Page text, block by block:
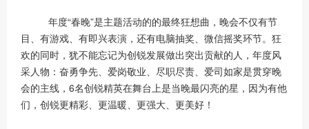
年度“春晚”是主题活动的的最终狂想曲，晚会不仅有节
目、有游戏、有即兴表演，还有电脑抽奖、微信摇奖环节。狂
欢的同时，犹不能忘记为创锐发展做出突出贡献的人，年度风
采人物：奋勇争先、爱岗敬业、尽职尽责、爱司如家是贯穿晚
会的主线，6名创锐精英在舞台上是当晚最闪亮的星，因为有他
们，创锐更精彩、更温暖、更强大、更美好！